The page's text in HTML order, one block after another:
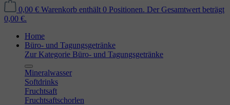
0,00 € Warenkorb enthält 0 Positionen. Der Gesamtwert beträgt
0,00 €.
Home
Büro- und Tagungsgetränke
Zur Kategorie Büro- und Tagungsgetränke
Mineralwasser
Softdrinks
Fruchtsaft
Fruchtsaftschorlen